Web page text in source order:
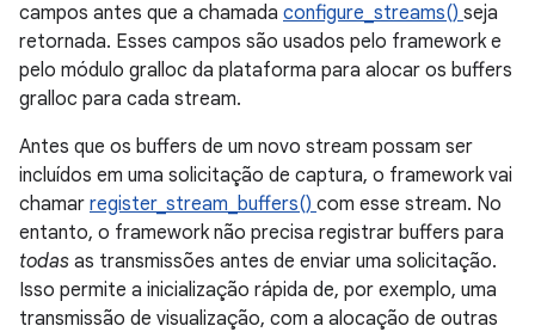
campos antes que a chamada configure_streams() seja
retornada. Esses campos são usados pelo framework e
pelo módulo gralloc da plataforma para alocar os buffers
gralloc para cada stream.
Antes que os buffers de um novo stream possam ser
incluídos em uma solicitação de captura, o framework vai
chamar register_stream_buffers() com esse stream. No
entanto, o framework não precisa registrar buffers para
todas as transmissões antes de enviar uma solicitação.
Isso permite a inicialização rápida de, por exemplo, uma
transmissão de visualização, com a alocação de outras